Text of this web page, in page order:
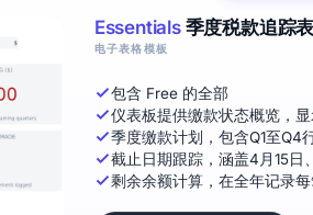
Essentials季度税款追踪表
电子表格模板
包含 Free 的全部
仪表板提供缴款状态概览，
季度缴款计划，包含Q1至Q4
截止日期跟踪，涵盖4月15日
剩余余额计算，在全年记录